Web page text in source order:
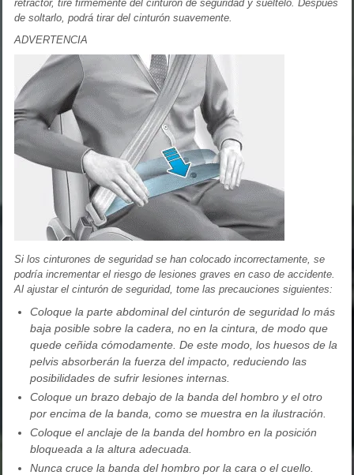
retractor, tire firmemente del cinturón de seguridad y suéltelo. Después
de soltarlo, podrá tirar del cinturón suavemente.
ADVERTENCIA
Si los cinturones de seguridad se han colocado incorrectamente, se
podría incrementar el riesgo de lesiones graves en caso de accidente.
Al ajustar el cinturón de seguridad, tome las precauciones siguientes:
Coloque la parte abdominal del cinturón de seguridad lo más
baja posible sobre la cadera, no en la cintura, de modo que
quede ceñida cómodamente. De este modo, los huesos de la
pelvis absorberán la fuerza del impacto, reduciendo las
posibilidades de sufrir lesiones internas.
Coloque un brazo debajo de la banda del hombro y el otro
por encima de la banda, como se muestra en la ilustración.
Coloque el anclaje de la banda del hombro en la posición
bloqueada a la altura adecuada.
Nunca cruce la banda del hombro por la cara o el cuello.